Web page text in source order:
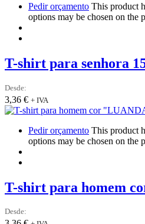
Pedir orçamento This product
options may be chosen on the
T-shirt para senhora
Desde:
3,36 € + IVA
Pedir orçamento This product
options may be chosen on the
T-shirt para homem
Desde: